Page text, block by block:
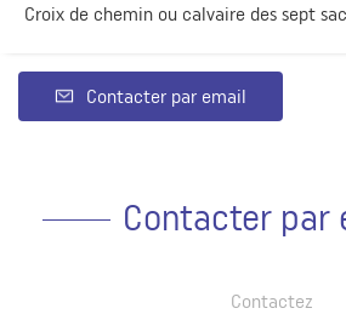
Croix de chemin ou calvaire des sept
Contacter par email
Contacter par
Contactez